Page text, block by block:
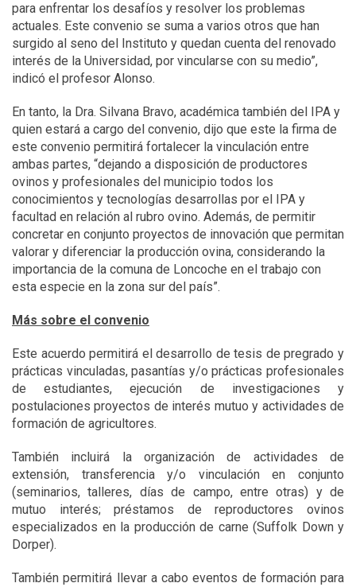
para enfrentar los desafíos y resolver los problemas
actuales. Este convenio se suma a varios otros que han
surgido al seno del Instituto y quedan cuenta del renovado
interés de la Universidad, por vincularse con su medio”,
indicó el profesor Alonso.
En tanto, la Dra. Silvana Bravo, académica también del IPA y
quien estará a cargo del convenio, dijo que este la firma de
este convenio permitirá fortalecer la vinculación entre
ambas partes, “dejando a disposición de productores
ovinos y profesionales del municipio todos los
conocimientos y tecnologías desarrollas por el IPA y
facultad en relación al rubro ovino. Además, de permitir
concretar en conjunto proyectos de innovación que permitan
valorar y diferenciar la producción ovina, considerando la
importancia de la comuna de Loncoche en el trabajo con
esta especie en la zona sur del país”.
Más sobre el convenio
Este acuerdo permitirá el desarrollo de tesis de pregrado y
prácticas vinculadas, pasantías y/o prácticas profesionales
de estudiantes, ejecución de investigaciones y
postulaciones proyectos de interés mutuo y actividades de
formación de agricultores.
También incluirá la organización de actividades de
extensión, transferencia y/o vinculación en conjunto
(seminarios, talleres, días de campo, entre otras) y de
mutuo interés; préstamos de reproductores ovinos
especializados en la producción de carne (Suffolk Down y
Dorper).
También permitirá llevar a cabo eventos de formación para